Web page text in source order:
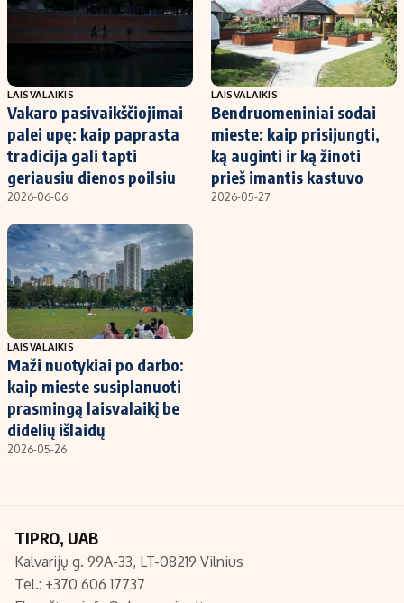
LAISVALAIKIS
Vakaro pasivaikščiojimai
palei upę: kaip paprasta
tradicija gali tapti
geriausiu dienos poilsiu
2026-06-06
LAISVALAIKIS
Bendruomeniniai sodai
mieste: kaip prisijungti,
ką auginti ir ką žinoti
prieš imantis kastuvo
2026-05-27
LAISVALAIKIS
Maži nuotykiai po darbo:
kaip mieste susiplanuoti
prasmingą laisvalaikį be
didelių išlaidų
2026-05-26
TIPRO, UAB
Kalvarijų g. 99A-33, LT-08219 Vilnius
Tel.: +370 606 17737